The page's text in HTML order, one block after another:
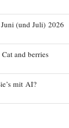
(und Juli) 2026
and berries
mit AI?